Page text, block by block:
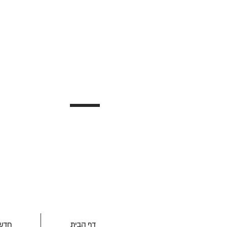
דף הבית